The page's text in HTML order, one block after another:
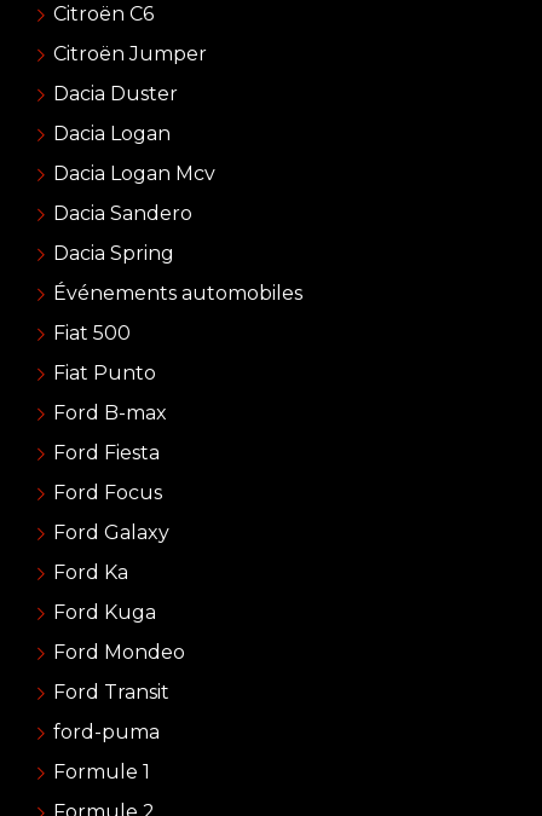
Citroën C6
Citroën Jumper
Dacia Duster
Dacia Logan
Dacia Logan Mcv
Dacia Sandero
Dacia Spring
Événements automobiles
Fiat 500
Fiat Punto
Ford B-max
Ford Fiesta
Ford Focus
Ford Galaxy
Ford Ka
Ford Kuga
Ford Mondeo
Ford Transit
ford-puma
Formule 1
Formule 2